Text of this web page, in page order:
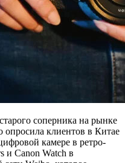
соперника на рынке
опросила клиентов в Китае
камере в ретро-
и Canon Watch в